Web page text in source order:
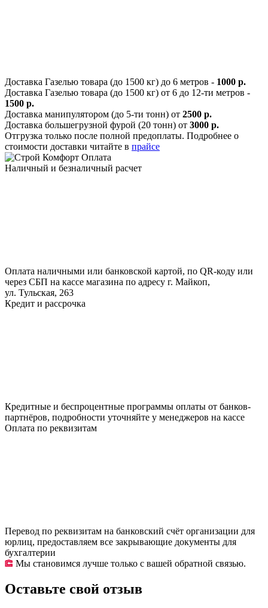
Доставка Газелью товара (до 1500 кг) до 6 метров - 1000 р.
Доставка Газелью товара (до 1500 кг) от 6 до 12-ти метров -
1500 р.
Доставка манипулятором (до 5-ти тонн) от 2500 р.
Доставка большегрузной фурой (20 тонн) от 3000 р.
Отгрузка только после полной предоплаты. Подробнее о
стоимости доставки читайте в прайсе
Оплата
Наличный и безналичный расчет
Оплата наличными или банковской картой, по QR-коду или
через СБП на кассе магазина по адресу г. Майкоп,
ул. Тульская, 263
Кредит и рассрочка
Кредитные и беспроцентные программы оплаты от банков-
партнёров, подробности уточняйте у менеджеров на кассе
Оплата по реквизитам
Перевод по реквизитам на банковский счёт организации для
юрлиц, предоставляем все закрывающие документы для
бухгалтерии
Мы становимся лучше только с вашей обратной связью.
Оставьте свой отзыв